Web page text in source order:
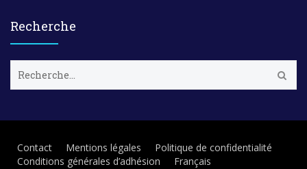
Recherche
c
e
Contact Mentions légales
Politique de confidentialité
Conditions générales d’adhésion
Français